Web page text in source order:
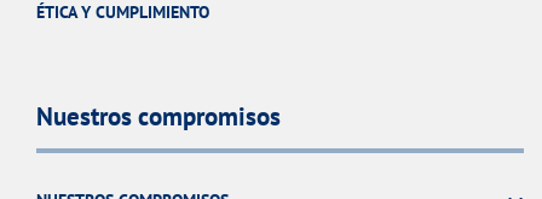
ÉTICA Y CUMPLIMIENTO
Nuestros compromisos